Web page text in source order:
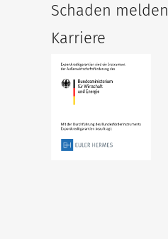
Schaden melden
Karriere